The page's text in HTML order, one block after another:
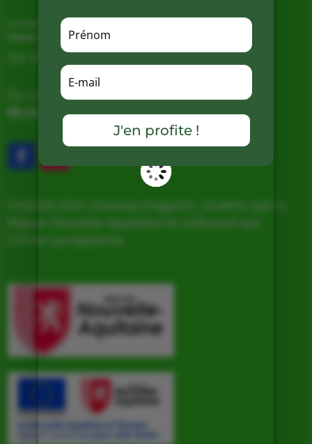
La Ferme de Vialard
Magasin de producteurs depuis 2005
Sur place, Livraison et Expéditions
Du Lundi au Samedi de 9h à 19h
05.53.31.98.50–Accès & Contact
Création d’un nouveau magasin, soutenu par la
J'en profite !